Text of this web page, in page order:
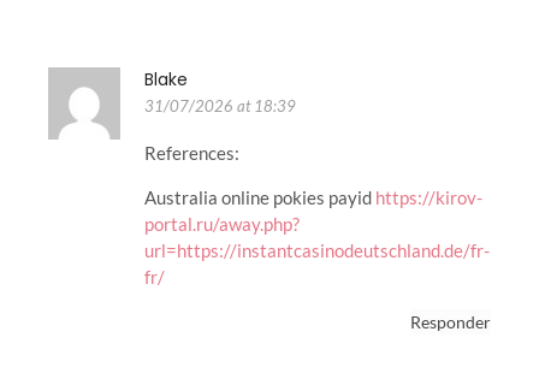
Blake
31/07/2026 at 18:39
References:
Australia online pokies payid https://kirov-
portal.ru/away.php?
url=https://instantcasinodeutschland.de/fr-
fr/
Responder